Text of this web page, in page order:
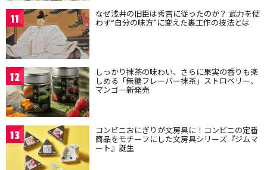
11 なぜ浅井の旧臣は秀吉に従ったのか？ 武力を使
わず“自分の味方”に変えた裏工作の技法とは
12 しっかり抹茶の味わい、さらに果実の香りも楽
しめる「無糖フレーバー抹茶」ストロベリー、
マンゴー新発売
13 コンビニおにぎりが文房具に！コンビニの定番
商品をモチーフにした文房具シリーズ『ジムマ
ート』誕生